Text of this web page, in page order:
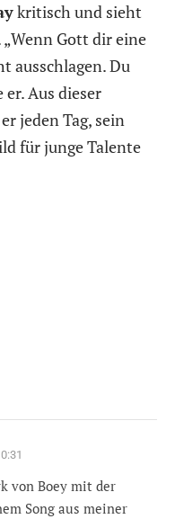
kritisch und sieht
Gott dir eine
ausschlagen. Du
Aus dieser
jeden Tag, sein
für junge Talente
von Boey mit der
Song aus meiner